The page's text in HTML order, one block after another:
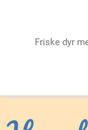
Friske dyr